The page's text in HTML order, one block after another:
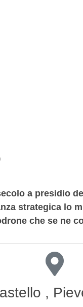
a presidio
strategica lo
che se ne
,